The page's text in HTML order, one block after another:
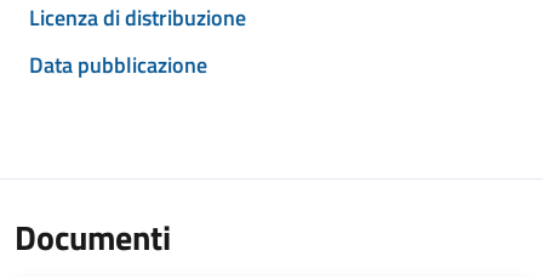
Licenza di distribuzione
Data pubblicazione
Documenti